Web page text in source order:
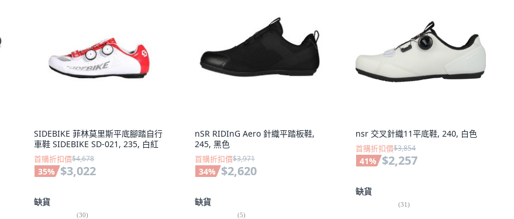
SIDEBIKE 菲林莫里斯平底腳踏自行
車鞋 SIDEBIKE SD-021, 235, 白紅
首購折扣價$4,678
35% $3,022
缺貨
(30)
nSR RIDInG Aero 針織平踏板鞋,
245, 黑色
首購折扣價$3,971
34% $2,620
缺貨
(5)
nsr 交叉針織11平底鞋, 240, 白色
首購折扣價$3,854
41% $2,257
缺貨
(31)